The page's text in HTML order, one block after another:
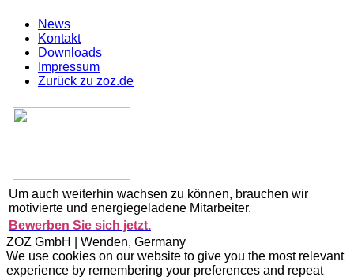
News
Kontakt
Downloads
Impressum
Zurück zu zoz.de
Um auch weiterhin wachsen zu können, brauchen wir
motivierte und energiegeladene Mitarbeiter.
Bewerben Sie sich jetzt.
ZOZ GmbH | Wenden, Germany
We use cookies on our website to give you the most relevant
experience by remembering your preferences and repeat